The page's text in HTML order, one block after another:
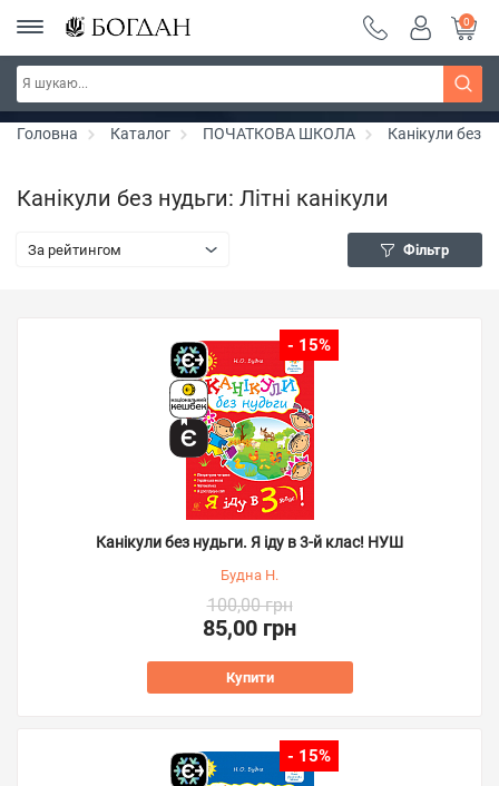
РОЗПРОДАЖ ~ 150 грн ~ 200 грн ~ 250 грн ~
300 грн ~ РОЗПРОДАЖ
Дізнатись більше
0
Головна Каталог ПОЧАТКОВА ШКОЛА Канікули без
Канікули без нудьги: Літні канікули
За рейтингом Фільтр
- 15%
Канікули без нудьги. Я іду в 3-й клас! НУШ
Будна Н.
100,00 грн
85,00 грн
Купити
- 15%